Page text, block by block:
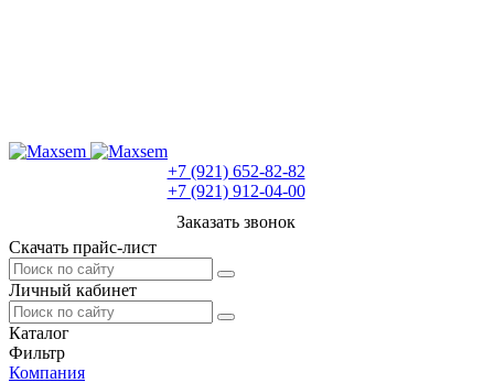
+7 (921) 652-82-82
+7 (921) 912-04-00
Заказать звонок
Скачать прайс-лист
Личный кабинет
Каталог
Фильтр
Компания